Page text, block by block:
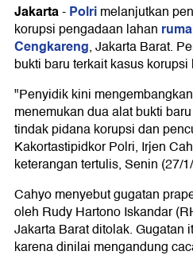
Jakarta-Polrimelanjutkan
korupsi pengadaan lahan
Cengkareng, Jakarta Barat.
bukti baru terkait kasus
"Penyidik kini
menemukan dua alat bukti
tindak pidana korupsi dan
Kakortastipidkor Polri, Irjen
keterangan tertulis, Senin (27/
Cahyo menyebut gugatan
oleh Rudy Hartono Iskandar
Jakarta Barat ditolak. Gugatan
karena dinilai mengandung